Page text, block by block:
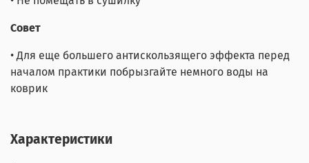
Совет
• Для еще большего антискользящего эффекта перед
началом практики побрызгайте немного воды на
коврик
Характеристики